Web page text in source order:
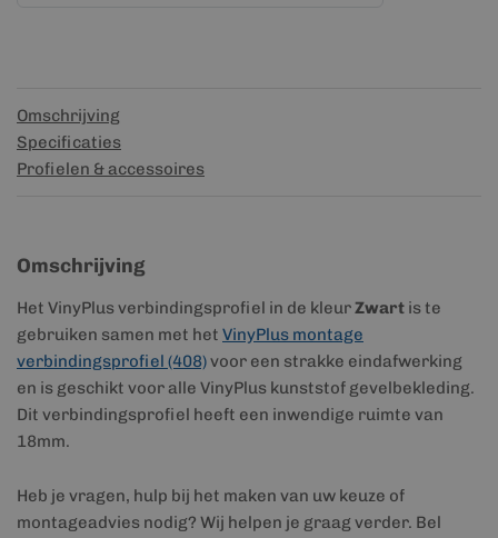
Omschrijving
Specificaties
Profielen & accessoires
Omschrijving
Het VinyPlus verbindingsprofiel in de kleurZwart is te
gebruiken samen met het VinyPlus montage
verbindingsprofiel (408)voor een strakke eindafwerking
en is geschikt voor alle VinyPlus kunststof gevelbekleding.
Dit verbindingsprofiel heeft een inwendige ruimte van
18mm.
Heb je vragen, hulp bij het maken van uw keuze of
montageadvies nodig? Wij helpen je graag verder. Bel